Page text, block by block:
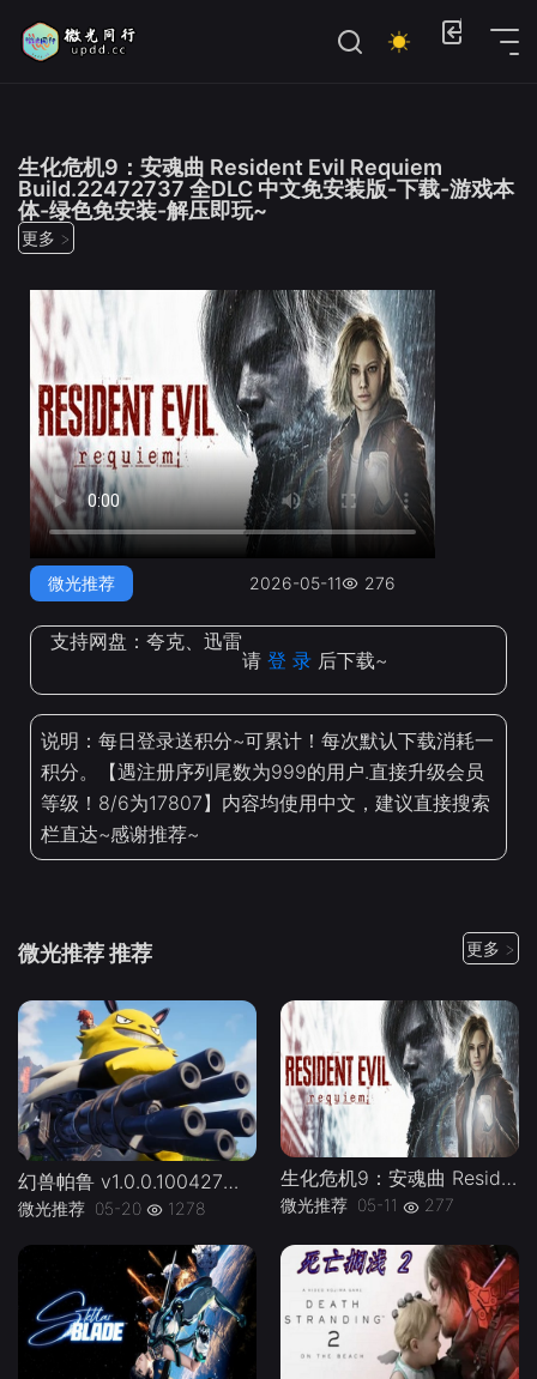
生化危机9：安魂曲 Resident Evil Requiem
Build.22472737 全DLC 中文免安装版-下载-游戏本
体-绿色免安装-解压即玩~
更多 >
微光推荐 2026-05-11 276
支持网盘： 夸克、迅雷
请 登 录 后下载~
说明：每日登录送积分~可累计！每次默认下载消耗一
积分。【遇注册序列尾数为999的用户.直接升级会员
等级！8/6为17807】内容均使用中文，建议直接搜索
栏直达~感谢推荐~
微光推荐 推荐 更多 >
幻兽帕鲁 v1.0.0.100427正式版Palworld-官方中文|支持手柄|容量38.3G-游戏本体
微光推荐 05-20 1278
生化危机9：安魂曲 Resident Evil Requiem Build.22472737 全DLC 中文免安装版-下载-游戏本体-绿色免安装-解压即玩~
微光推荐 05-11 277